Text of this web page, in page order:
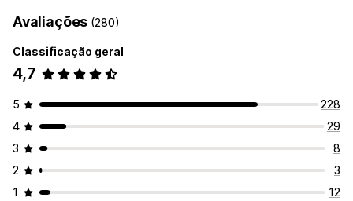
Avaliações (280)
Classificação geral
4,7
5
228
4
29
3
8
2
3
1
12